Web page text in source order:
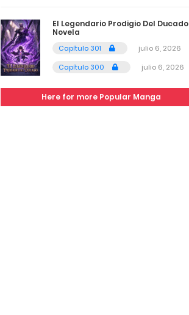
El Legendario Prodigio Del Ducado
Novela
Capítulo 301
julio 6, 2026
Capítulo 300
julio 6, 2026
Here for more Popular Manga